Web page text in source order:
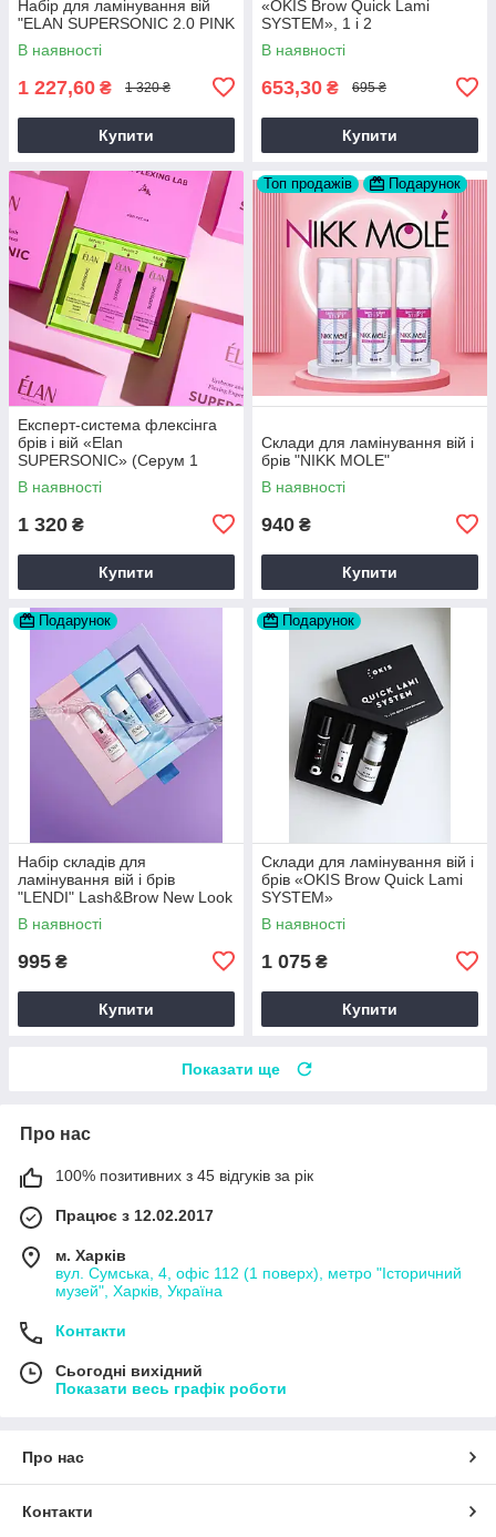
Набір для ламінування вій
"ELAN SUPERSONIC 2.0 PINK
В наявності
1 227,60 ₴ 1 320 ₴
Купити
«OKIS Brow Quick Lami
SYSTEM», 1 і 2
В наявності
653,30 ₴ 695 ₴
Купити
Експерт-система флексінга
брів і вій «Elan
SUPERSONIC» (Серум 1
CLEAR прозорий)
В наявності
1 320 ₴
Купити
Топ продажів Подарунок
Склади для ламінування вій і
брів "NIKK MOLE"
В наявності
940 ₴
Купити
Подарунок
Набір складів для
ламінування вій і брів
"LENDI" Lash&Brow New Look
В наявності
995 ₴
Купити
Подарунок
Склади для ламінування вій і
брів «OKIS Brow Quick Lami
SYSTEM»
В наявності
1 075 ₴
Купити
Показати ще
Про нас
100% позитивних з 45 відгуків за рік
Працює з 12.02.2017
м. Харків
вул. Сумська, 4, офіс 112 (1 поверх), метро "Історичний
музей", Харків, Україна
Контакти
Сьогодні вихідний
Показати весь графік роботи
Про нас
Контакти